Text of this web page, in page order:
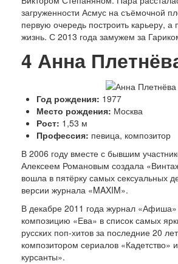
загруженности Асмус на съёмочной
первую очередь построить карьеру,
жизнь. С 2013 года замужем за
4 Анна
Год рождения: 1977
Место рождения: Москва
Рост: 1,53 м
Профессия: певица, композитор
В 2006 году вместе с бывшим
Алексеем Романовым создала
вошла в пятёрку самых сексуальных
версии журнала «MAXIM».
В декабре 2011 года журнал
композицию «Ева» в список самых
русских поп-хитов за последние 20
композитором сериалов «Кадетство»
курсанты».